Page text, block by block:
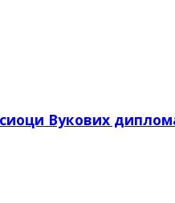
Вукових